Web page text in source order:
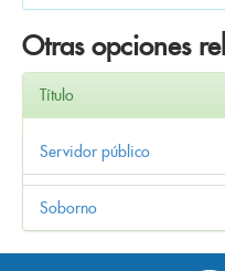
Otras opciones
Título
Servidor público
Soborno